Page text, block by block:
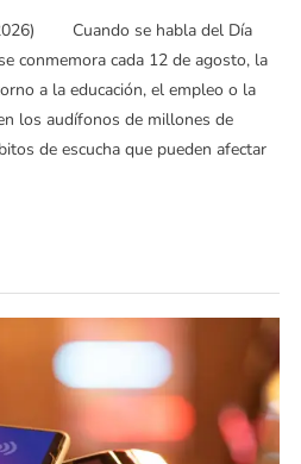
Cuando se habla del Día
conmemora cada 12 de agosto, la
a la educación, el empleo o la
los audífonos de millones de
de escucha que pueden afectar